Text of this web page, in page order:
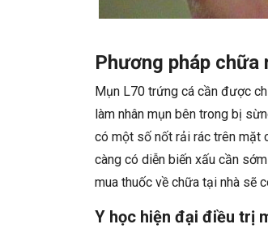
Phương pháp
Mụn L70 trứng cá cần được
làm nhân mụn bên trong bị
có một số nốt rải rác trên mặt
càng có diễn biến xấu cần
mua thuốc về chữa tại nhà sẽ
Y học hiện đại điều trị